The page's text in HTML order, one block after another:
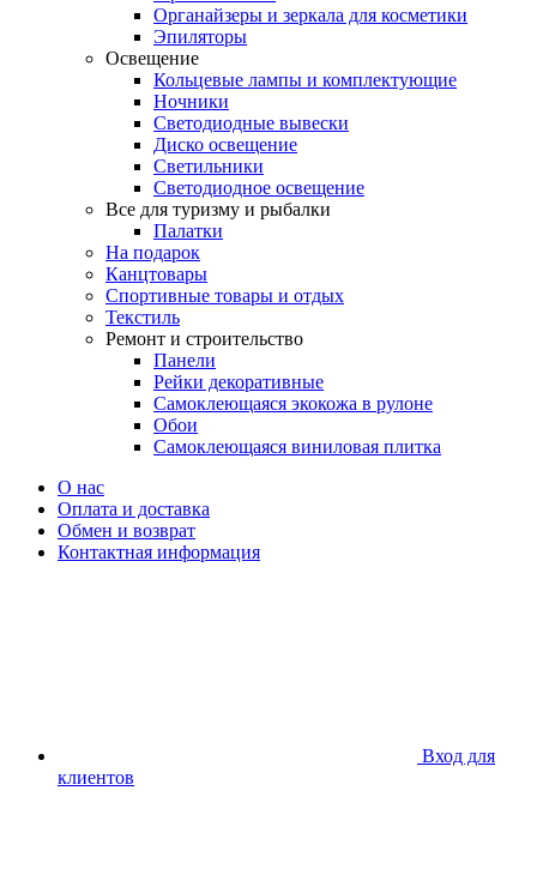
Органайзеры и зеркала для косметики
Эпиляторы
Освещение
Кольцевые лампы и комплектующие
Ночники
Светодиодные вывески
Диско освещение
Светильники
Светодиодное освещение
Все для туризму и рыбалки
Палатки
На подарок
Канцтовары
Спортивные товары и отдых
Текстиль
Ремонт и строительство
Панели
Рейки декоративные
Самоклеющаяся экокожа в рулоне
Обои
Самоклеющаяся виниловая плитка
О нас
Оплата и доставка
Обмен и возврат
Контактная информация
Вход для
клиентов